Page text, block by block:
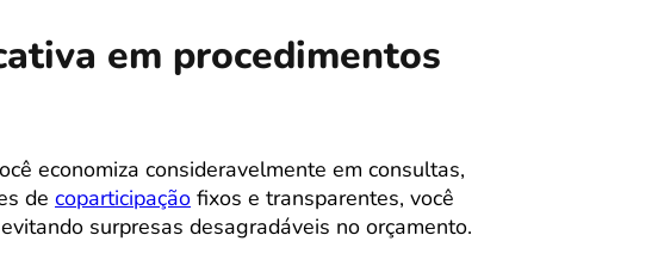
em procedimentos
economiza consideravelmente em consultas,
de coparticipação fixos e transparentes, você
surpresas desagradáveis no orçamento.